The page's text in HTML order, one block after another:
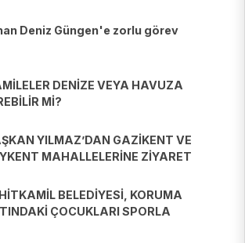
Deniz Güngen'e zorlu görev
DENİZE VEYA HAVUZA
Mİ?
YILMAZ’DAN GAZİKENT VE
MAHALLELERİNE ZİYARET
BELEDİYESİ, KORUMA
ÇOCUKLARI SPORLA